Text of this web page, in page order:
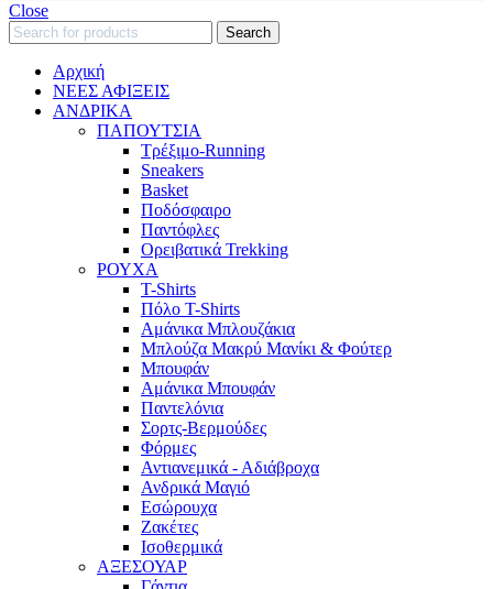
Close
Search
Αρχική
ΝΕΕΣ ΑΦΙΞΕΙΣ
AΝΔΡΙΚΑ
ΠΑΠΟΥΤΣΙΑ
Τρέξιμο-Running
Sneakers
Basket
Ποδόσφαιρο
Παντόφλες
Ορειβατικά Trekking
ΡΟΥΧΑ
T-Shirts
Πόλο T-Shirts
Αμάνικα Μπλουζάκια
Μπλούζα Μακρύ Μανίκι & Φούτερ
Μπουφάν
Αμάνικα Μπουφάν
Παντελόνια
Σορτς-Βερμούδες
Φόρμες
Αντιανεμικά - Αδιάβροχα
Ανδρικά Μαγιό
Εσώρουχα
Ζακέτες
Ισοθερμικά
ΑΞΕΣΟΥΑΡ